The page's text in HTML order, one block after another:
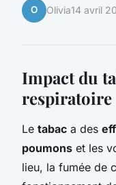
O Olivia14 avril
Impact du
respiratoire
Le tabac a des
poumons et les
lieu, la fumée de